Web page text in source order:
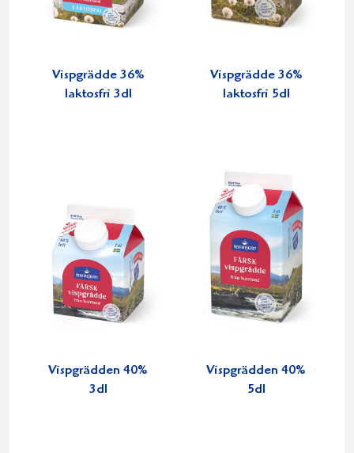
Vispgrädde 36%
laktosfri 3dl
Vispgrädde 36%
laktosfri 5dl
Vispgrädden 40%
3dl
Vispgrädden 40%
5dl